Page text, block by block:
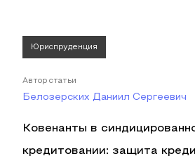
Юриспруденция
Автор статьи
Белозерских Даниил Сергеевич
Ковенанты в
кредитовании: защита